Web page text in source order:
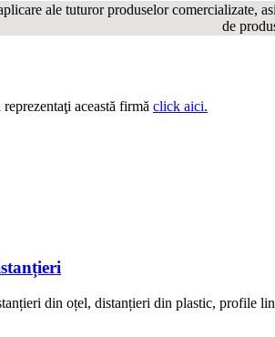
ale tuturor produselor comercializate,
de
această firmă click aici.
din oțel, distanțieri din plastic, profile